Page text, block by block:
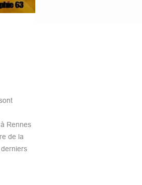
Rennes
de la